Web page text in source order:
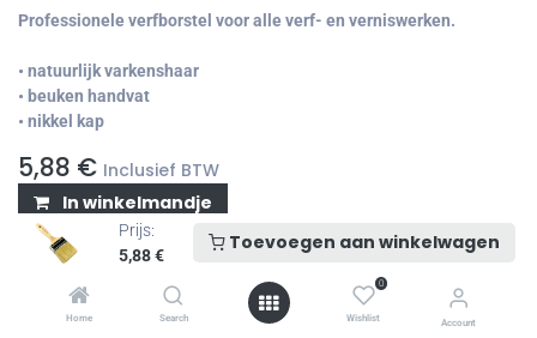
Prijs:
5,88€
Toevoegen aan winkelwagen
Home Search
0
Wishlist Account
Professionele verfborstel voor alle verf- en verniswerken.
• natuurlijk varkenshaar
• beuken handvat
• nikkel kap
5,88 € Inclusief BTW
In winkelmandje